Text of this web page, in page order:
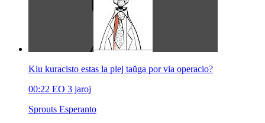
Kiu kuracisto estas la plej taŭga por via operacio?
00:22 EO 3 jaroj
Sprouts Esperanto